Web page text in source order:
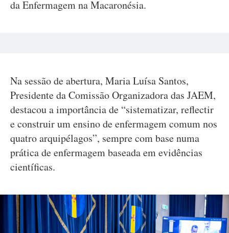
da Enfermagem na Macaronésia.
Na sessão de abertura, Maria Luísa Santos,
Presidente da Comissão Organizadora das JAEM,
destacou a importância de “sistematizar, reflectir
e construir um ensino de enfermagem comum nos
quatro arquipélagos”, sempre com base numa
prática de enfermagem baseada em evidências
científicas.